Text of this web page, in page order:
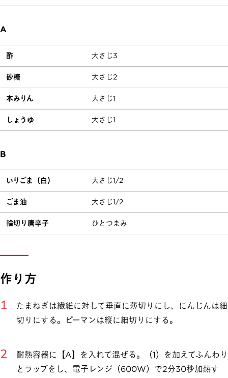
A
酢 大さじ3
砂糖 大さじ2
本みりん 大さじ1
しょうゆ 大さじ1
B
いりごま（白） 大さじ1/2
ごま油 大さじ1/2
輪切り唐辛子 ひとつまみ
作り方
たまねぎは繊維に対して垂直に薄切りにし、にんじんは細
切りにする。ピーマンは縦に細切りにする。
耐熱容器に【A】を入れて混ぜる。（1）を加えてふんわり
とラップをし、電子レンジ（600W）で2分30秒加熱す